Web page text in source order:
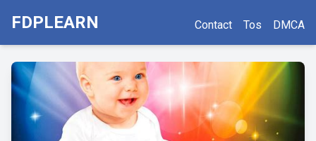
FDPLEARN Contact Tos DMCA